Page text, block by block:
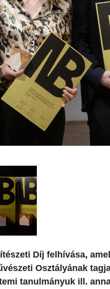
Díj felhívása,
Osztályának
tanulmányuk ill.